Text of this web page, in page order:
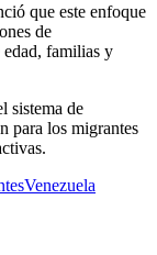
que este enfoque
de
familias y
sistema de
para los migrantes
Venezuela